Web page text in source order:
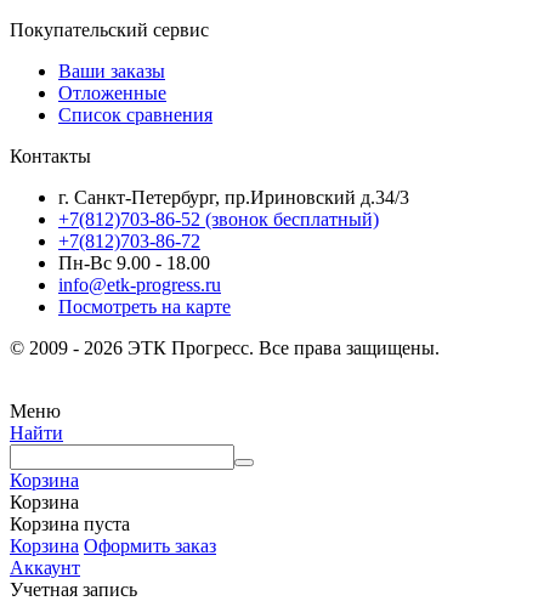
Покупательский сервис
Ваши заказы
Отложенные
Список сравнения
Контакты
г. Санкт-Петербург, пр.Ириновский д.34/3
+7(812)703-86-52 (звонок бесплатный)
+7(812)703-86-72
Пн-Вс 9.00 - 18.00
info@etk-progress.ru
Посмотреть на карте
© 2009 - 2026 ЭТК Прогресс. Все права защищены.
Меню
Найти
Корзина
Корзина
Корзина пуста
Корзина Оформить заказ
Аккаунт
Учетная запись